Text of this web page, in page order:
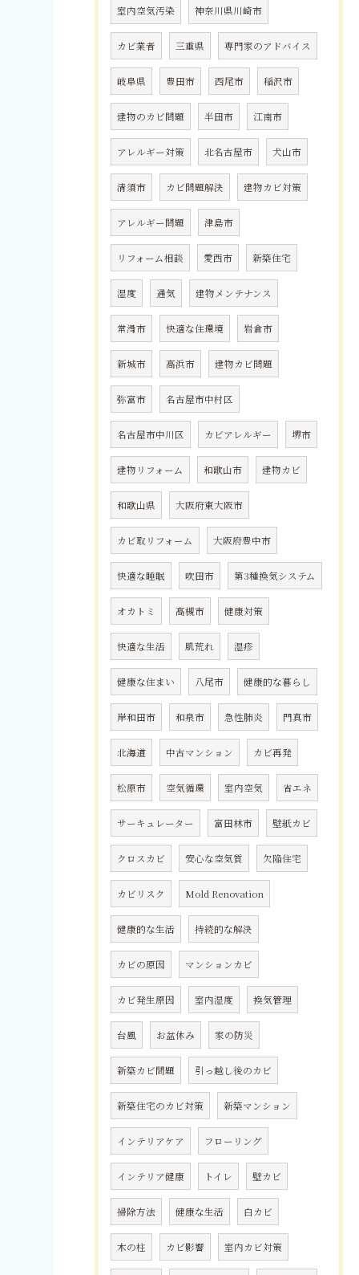
室内空気汚染 神奈川県川崎市
カビ業者 三重県 専門家のアドバイス
岐阜県 豊田市 西尾市 稲沢市
建物のカビ問題 半田市 江南市
アレルギー対策 北名古屋市 犬山市
清須市 カビ問題解決 建物カビ対策
アレルギー問題 津島市
リフォーム相談 愛西市 新築住宅
湿度 通気 建物メンテナンス
常滑市 快適な住環境 岩倉市
新城市 高浜市 建物カビ問題
弥富市 名古屋市中村区
名古屋市中川区 カビアレルギー 堺市
建物リフォーム 和歌山市 建物カビ
和歌山県 大阪府東大阪市
カビ取リフォーム 大阪府豊中市
快適な睡眠 吹田市 第3種換気システム
オカトミ 高槻市 健康対策
快適な生活 肌荒れ 湿疹
健康な住まい 八尾市 健康的な暮らし
岸和田市 和泉市 急性肺炎 門真市
北海道 中古マンション カビ再発
松原市 空気循環 室内空気 省エネ
サーキュレーター 富田林市 壁紙カビ
クロスカビ 安心な空気質 欠陥住宅
カビリスク Mold Renovation
健康的な生活 持続的な解決
カビの原因 マンションカビ
カビ発生原因 室内湿度 換気管理
台風 お盆休み 家の防災
新築カビ問題 引っ越し後のカビ
新築住宅のカビ対策 新築マンション
インテリアケア フローリング
インテリア健康 トイレ 壁カビ
掃除方法 健康な生活 白カビ
木の柱 カビ影響 室内カビ対策